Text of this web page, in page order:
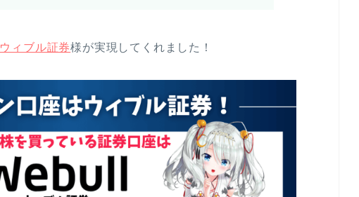
ウィブル証券様が実現してくれました！